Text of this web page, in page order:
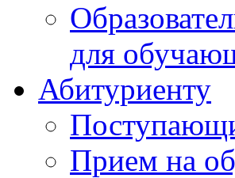
для
Абитуриенту
Прием на